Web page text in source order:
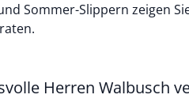
Sommer-Slippern zeigen
Herren Walbusch